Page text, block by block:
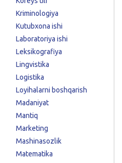
Kriminologiya
Kutubxona ishi
Laboratoriya ishi
Leksikografiya
Lingvistika
Logistika
Loyihalarni boshqarish
Madaniyat
Mantiq
Marketing
Mashinasozlik
Matematika